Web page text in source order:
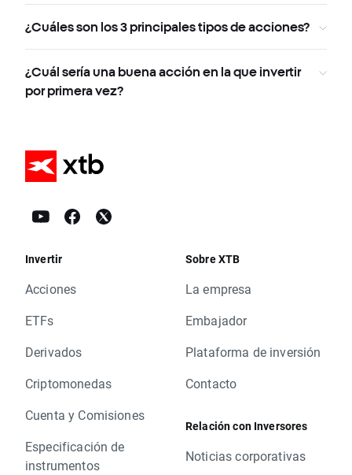
¿Cuáles son los 3 principales tipos de acciones?
¿Cuál sería una buena acción en la que invertir
por primera vez?
Invertir
Acciones
ETFs
Derivados
Criptomonedas
Cuenta y Comisiones
Especificación de
instrumentos
Sobre XTB
La empresa
Embajador
Plataforma de inversión
Contacto
Relación con Inversores
Noticias corporativas